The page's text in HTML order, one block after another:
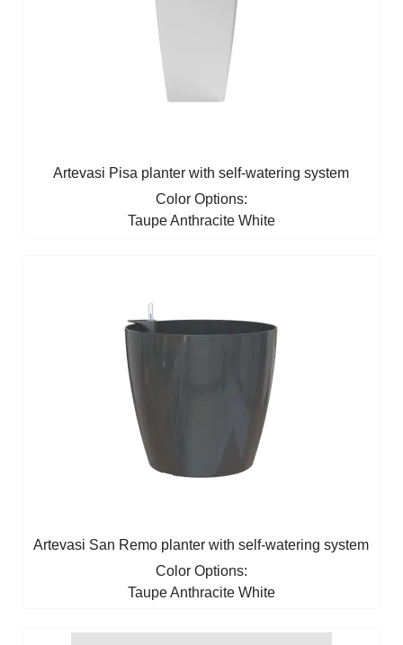
Artevasi Pisa planter with self-watering system
Color Options:
TaupeAnthracite White
Artevasi San Remo planter with self-watering system
Color Options:
TaupeAnthracite White